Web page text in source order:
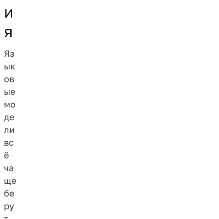
и
я
Яз
ык
ов
ые
мо
де
ли
вс
ё
ча
ще
бе
ру